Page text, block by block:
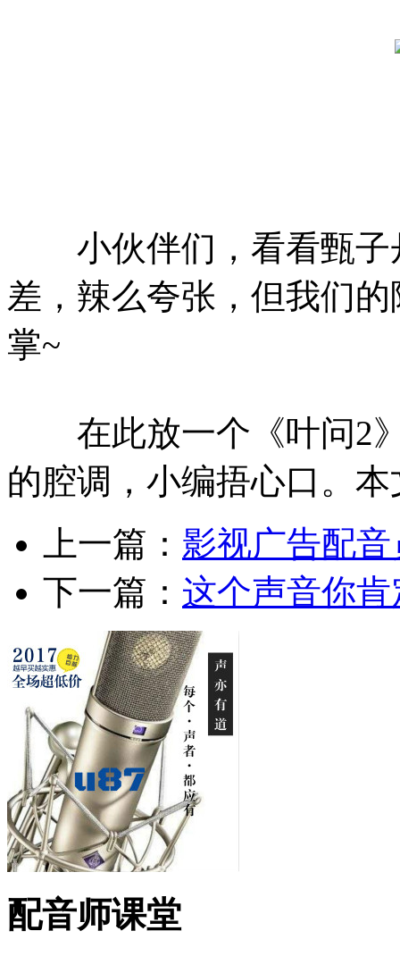
小伙伴们，看看甄子
差，辣么夸张，但我们
掌~
在此放一个《叶问2》
的腔调，小编捂心口。
上一篇： 影视广告配
下一篇： 这个声音你
配音师课堂